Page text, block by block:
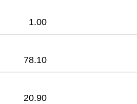
1.00
78.10
20.90